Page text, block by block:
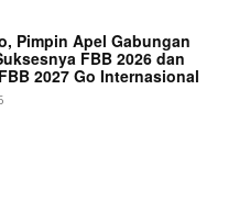
Pimpin Apel Gabungan
FBB 2026 dan
2027 Go Internasional